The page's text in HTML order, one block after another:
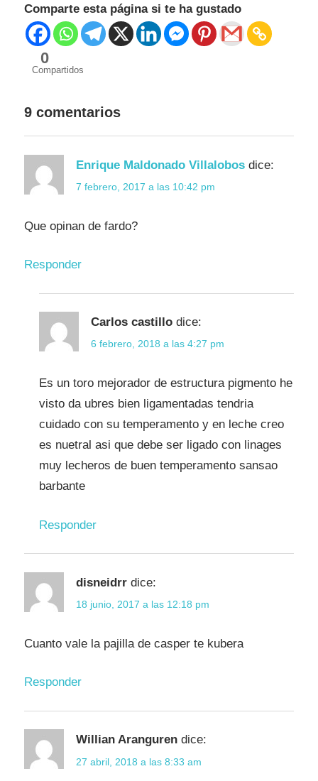
Comparte esta página si te ha gustado
0
Compartidos
9 comentarios
Enrique Maldonado Villalobos dice:
7 febrero, 2017 a las 10:42 pm
Que opinan de fardo?
Responder
Carlos castillo dice:
6 febrero, 2018 a las 4:27 pm
Es un toro mejorador de estructura pigmento he
visto da ubres bien ligamentadas tendria
cuidado con su temperamento y en leche creo
es nuetral asi que debe ser ligado con linages
muy lecheros de buen temperamento sansao
barbante
Responder
disneidrr dice:
18 junio, 2017 a las 12:18 pm
Cuanto vale la pajilla de casper te kubera
Responder
Willian Aranguren dice:
27 abril, 2018 a las 8:33 am